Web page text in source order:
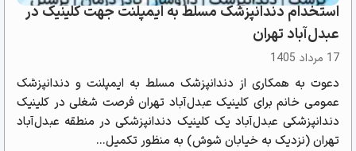
استخدام دندانپزشک مسلط به ایمپلنت جهت کلینیک در
عبدل‌آباد تهران
17 مرداد 1405
دعوت به همکاری از دندانپزشک مسلط به ایمپلنت و دندانپزشک
عمومی خانم برای کلینیک عبدل‌آباد تهران فرصت شغلی در کلینیک
دندانپزشکی عبدل‌آباد یک کلینیک دندانپزشکی در منطقه عبدل‌آباد
تهران (نزدیک به خیابان شوش) به منظور تکمیل...